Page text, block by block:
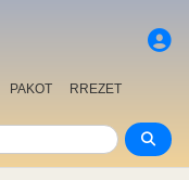
PAKOT
RREZET